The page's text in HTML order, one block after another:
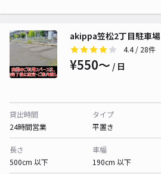
akippa笠松2丁目駐車場
4.4/ 28件
¥550〜 / 日
貸出時間
24時間営業
タイプ
平置き
長さ
500cm 以下
車幅
190cm 以下